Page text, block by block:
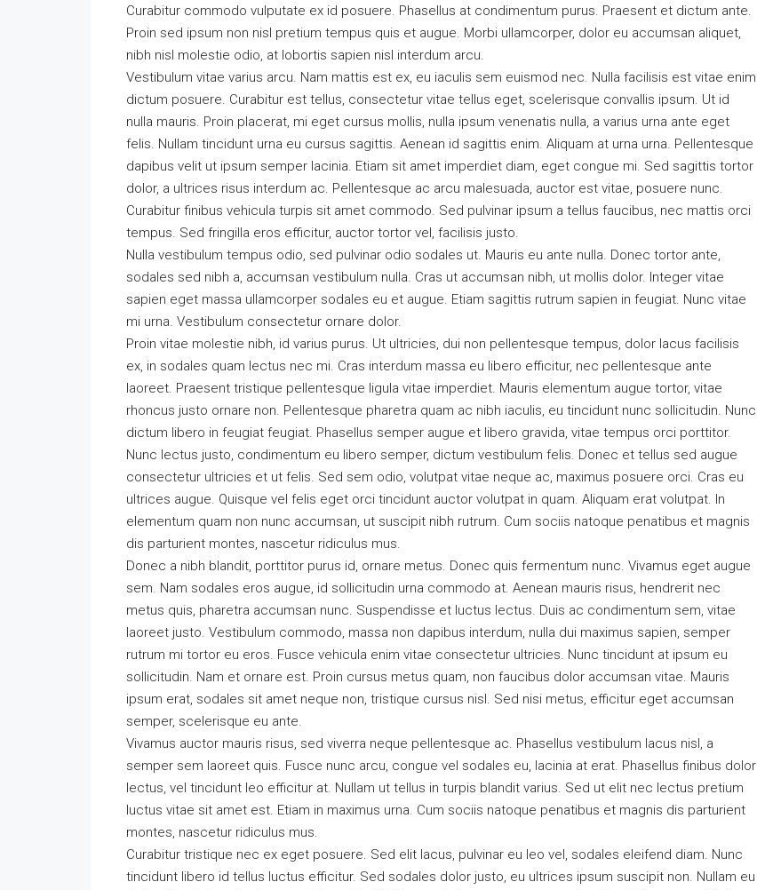
Curabitur commodo vulputate ex id posuere. Phasellus at condimentum purus. Praesent et dictum ante.
Proin sed ipsum non nisl pretium tempus quis et augue. Morbi ullamcorper, dolor eu accumsan aliquet,
nibh nisl molestie odio, at lobortis sapien nisl interdum arcu.
Vestibulum vitae varius arcu. Nam mattis est ex, eu iaculis sem euismod nec. Nulla facilisis est vitae enim
dictum posuere. Curabitur est tellus, consectetur vitae tellus eget, scelerisque convallis ipsum. Ut id
nulla mauris. Proin placerat, mi eget cursus mollis, nulla ipsum venenatis nulla, a varius urna ante eget
felis. Nullam tincidunt urna eu cursus sagittis. Aenean id sagittis enim. Aliquam at urna urna. Pellentesque
dapibus velit ut ipsum semper lacinia. Etiam sit amet imperdiet diam, eget congue mi. Sed sagittis tortor
dolor, a ultrices risus interdum ac. Pellentesque ac arcu malesuada, auctor est vitae, posuere nunc.
Curabitur finibus vehicula turpis sit amet commodo. Sed pulvinar ipsum a tellus faucibus, nec mattis orci
tempus. Sed fringilla eros efficitur, auctor tortor vel, facilisis justo.
Nulla vestibulum tempus odio, sed pulvinar odio sodales ut. Mauris eu ante nulla. Donec tortor ante,
sodales sed nibh a, accumsan vestibulum nulla. Cras ut accumsan nibh, ut mollis dolor. Integer vitae
sapien eget massa ullamcorper sodales eu et augue. Etiam sagittis rutrum sapien in feugiat. Nunc vitae
mi urna. Vestibulum consectetur ornare dolor.
Proin vitae molestie nibh, id varius purus. Ut ultricies, dui non pellentesque tempus, dolor lacus facilisis
ex, in sodales quam lectus nec mi. Cras interdum massa eu libero efficitur, nec pellentesque ante
laoreet. Praesent tristique pellentesque ligula vitae imperdiet. Mauris elementum augue tortor, vitae
rhoncus justo ornare non. Pellentesque pharetra quam ac nibh iaculis, eu tincidunt nunc sollicitudin. Nunc
dictum libero in feugiat feugiat. Phasellus semper augue et libero gravida, vitae tempus orci porttitor.
Nunc lectus justo, condimentum eu libero semper, dictum vestibulum felis. Donec et tellus sed augue
consectetur ultricies et ut felis. Sed sem odio, volutpat vitae neque ac, maximus posuere orci. Cras eu
ultrices augue. Quisque vel felis eget orci tincidunt auctor volutpat in quam. Aliquam erat volutpat. In
elementum quam non nunc accumsan, ut suscipit nibh rutrum. Cum sociis natoque penatibus et magnis
dis parturient montes, nascetur ridiculus mus.
Donec a nibh blandit, porttitor purus id, ornare metus. Donec quis fermentum nunc. Vivamus eget augue
sem. Nam sodales eros augue, id sollicitudin urna commodo at. Aenean mauris risus, hendrerit nec
metus quis, pharetra accumsan nunc. Suspendisse et luctus lectus. Duis ac condimentum sem, vitae
laoreet justo. Vestibulum commodo, massa non dapibus interdum, nulla dui maximus sapien, semper
rutrum mi tortor eu eros. Fusce vehicula enim vitae consectetur ultricies. Nunc tincidunt at ipsum eu
sollicitudin. Nam et ornare est. Proin cursus metus quam, non faucibus dolor accumsan vitae. Mauris
ipsum erat, sodales sit amet neque non, tristique cursus nisl. Sed nisi metus, efficitur eget accumsan
semper, scelerisque eu ante.
Vivamus auctor mauris risus, sed viverra neque pellentesque ac. Phasellus vestibulum lacus nisl, a
semper sem laoreet quis. Fusce nunc arcu, congue vel sodales eu, lacinia at erat. Phasellus finibus dolor
lectus, vel tincidunt leo efficitur at. Nullam ut tellus in turpis blandit varius. Sed ut elit nec lectus pretium
luctus vitae sit amet est. Etiam in maximus urna. Cum sociis natoque penatibus et magnis dis parturient
montes, nascetur ridiculus mus.
Curabitur tristique nec ex eget posuere. Sed elit lacus, pulvinar eu leo vel, sodales eleifend diam. Nunc
tincidunt libero id tellus luctus efficitur. Sed sodales dolor justo, eu ultrices ipsum suscipit non. Nullam eu
$92,000,MXN